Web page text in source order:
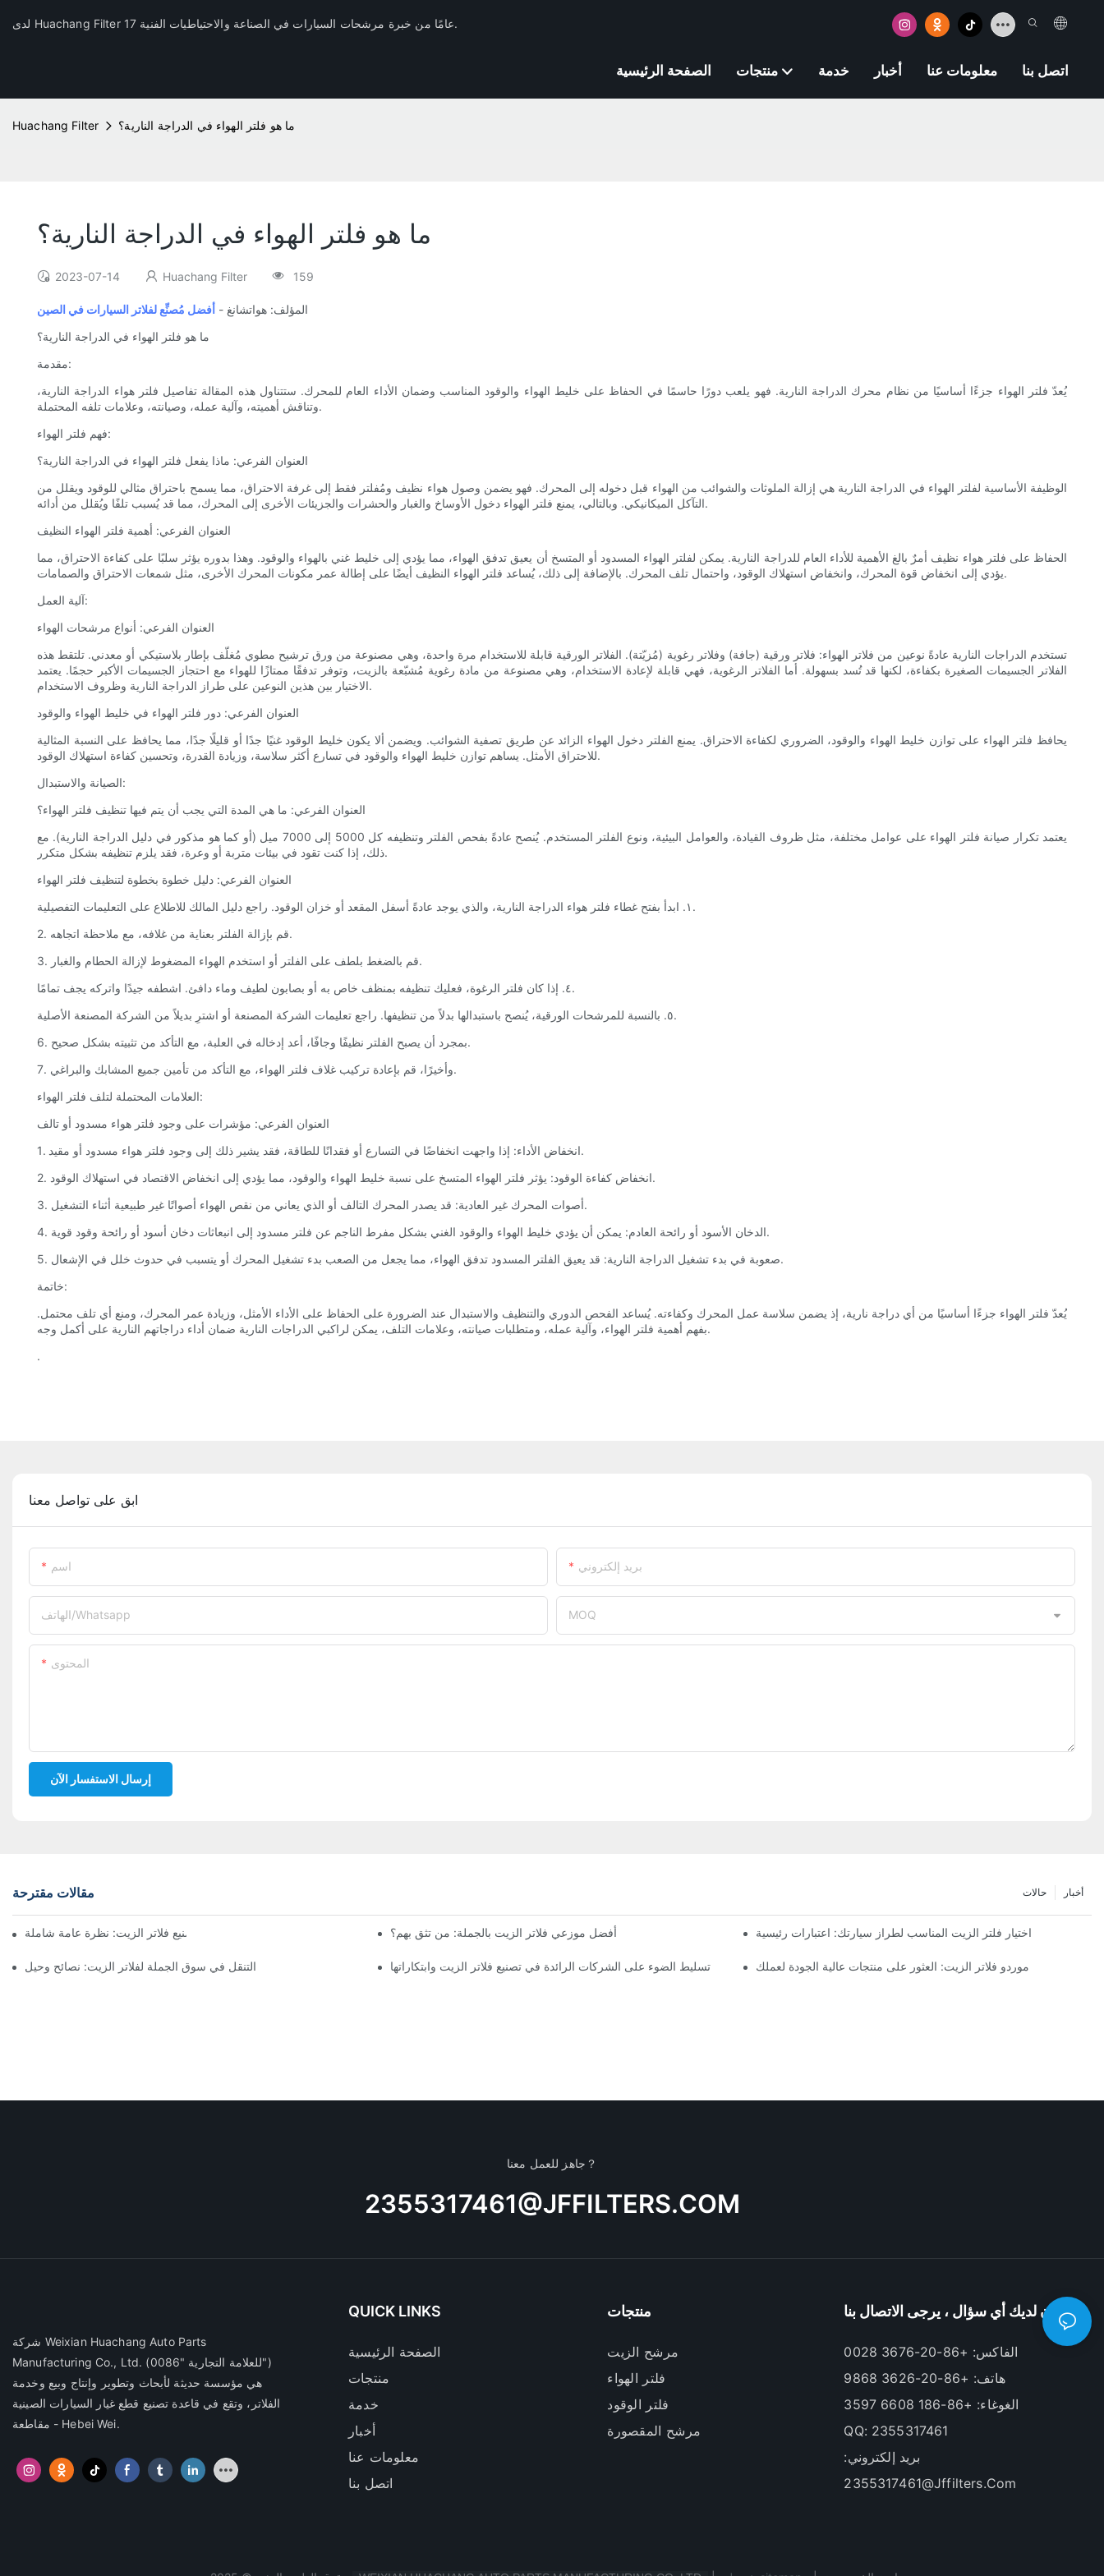
لدى Huachang Filter 17 عامًا من خبرة مرشحات السيارات في الصناعة والاحتياطيات الفنية.
الصفحة الرئيسية منتجات خدمة أخبار معلومات عنا اتصل بنا
Huachang Filter ما هو فلتر الهواء في الدراجة النارية؟
ما هو فلتر الهواء في الدراجة النارية؟
2023-07-14 Huachang Filter 159
المؤلف: هواتشانغ - أفضل مُصنِّع لفلاتر السيارات في الصين
ما هو فلتر الهواء في الدراجة النارية؟
مقدمة:
يُعدّ فلتر الهواء جزءًا أساسيًا من نظام محرك الدراجة النارية. فهو يلعب دورًا حاسمًا في الحفاظ على خليط الهواء والوقود المناسب وضمان الأداء العام للمحرك. ستتناول هذه المقالة تفاصيل فلتر هواء الدراجة النارية،
وتناقش أهميته، وآلية عمله، وصيانته، وعلامات تلفه المحتملة.
فهم فلتر الهواء:
العنوان الفرعي: ماذا يفعل فلتر الهواء في الدراجة النارية؟
الوظيفة الأساسية لفلتر الهواء في الدراجة النارية هي إزالة الملوثات والشوائب من الهواء قبل دخوله إلى المحرك. فهو يضمن وصول هواء نظيف ومُفلتر فقط إلى غرفة الاحتراق، مما يسمح باحتراق مثالي للوقود ويقلل من
التآكل الميكانيكي. وبالتالي، يمنع فلتر الهواء دخول الأوساخ والغبار والحشرات والجزيئات الأخرى إلى المحرك، مما قد يُسبب تلفًا ويُقلل من أدائه.
العنوان الفرعي: أهمية فلتر الهواء النظيف
الحفاظ على فلتر هواء نظيف أمرٌ بالغ الأهمية للأداء العام للدراجة النارية. يمكن لفلتر الهواء المسدود أو المتسخ أن يعيق تدفق الهواء، مما يؤدي إلى خليط غني بالهواء والوقود. وهذا بدوره يؤثر سلبًا على كفاءة الاحتراق، مما
يؤدي إلى انخفاض قوة المحرك، وانخفاض استهلاك الوقود، واحتمال تلف المحرك. بالإضافة إلى ذلك، يُساعد فلتر الهواء النظيف أيضًا على إطالة عمر مكونات المحرك الأخرى، مثل شمعات الاحتراق والصمامات.
آلية العمل:
العنوان الفرعي: أنواع مرشحات الهواء
تستخدم الدراجات النارية عادةً نوعين من فلاتر الهواء: فلاتر ورقية (جافة) وفلاتر رغوية (مُزيّتة). الفلاتر الورقية قابلة للاستخدام مرة واحدة، وهي مصنوعة من ورق ترشيح مطوي مُغلّف بإطار بلاستيكي أو معدني. تلتقط هذه
الفلاتر الجسيمات الصغيرة بكفاءة، لكنها قد تُسد بسهولة. أما الفلاتر الرغوية، فهي قابلة لإعادة الاستخدام، وهي مصنوعة من مادة رغوية مُشبّعة بالزيت، وتوفر تدفقًا ممتازًا للهواء مع احتجاز الجسيمات الأكبر حجمًا. يعتمد
الاختيار بين هذين النوعين على طراز الدراجة النارية وظروف الاستخدام.
العنوان الفرعي: دور فلتر الهواء في خليط الهواء والوقود
يحافظ فلتر الهواء على توازن خليط الهواء والوقود، الضروري لكفاءة الاحتراق. يمنع الفلتر دخول الهواء الزائد عن طريق تصفية الشوائب. ويضمن ألا يكون خليط الوقود غنيًا جدًا أو قليلًا جدًا، مما يحافظ على النسبة المثالية
للاحتراق الأمثل. يساهم توازن خليط الهواء والوقود في تسارع أكثر سلاسة، وزيادة القدرة، وتحسين كفاءة استهلاك الوقود.
الصيانة والاستبدال:
العنوان الفرعي: ما هي المدة التي يجب أن يتم فيها تنظيف فلتر الهواء؟
يعتمد تكرار صيانة فلتر الهواء على عوامل مختلفة، مثل ظروف القيادة، والعوامل البيئية، ونوع الفلتر المستخدم. يُنصح عادةً بفحص الفلتر وتنظيفه كل 5000 إلى 7000 ميل (أو كما هو مذكور في دليل الدراجة النارية). مع
ذلك، إذا كنت تقود في بيئات متربة أو وعرة، فقد يلزم تنظيفه بشكل متكرر.
العنوان الفرعي: دليل خطوة بخطوة لتنظيف فلتر الهواء
١. ابدأ بفتح غطاء فلتر هواء الدراجة النارية، والذي يوجد عادةً أسفل المقعد أو خزان الوقود. راجع دليل المالك للاطلاع على التعليمات التفصيلية.
2. قم بإزالة الفلتر بعناية من غلافه، مع ملاحظة اتجاهه.
3. قم بالضغط بلطف على الفلتر أو استخدم الهواء المضغوط لإزالة الحطام والغبار.
٤. إذا كان فلتر الرغوة، فعليك تنظيفه بمنظف خاص به أو بصابون لطيف وماء دافئ. اشطفه جيدًا واتركه يجف تمامًا.
٥. بالنسبة للمرشحات الورقية، يُنصح باستبدالها بدلاً من تنظيفها. راجع تعليمات الشركة المصنعة أو اشترِ بديلاً من الشركة المصنعة الأصلية.
6. بمجرد أن يصبح الفلتر نظيفًا وجافًا، أعد إدخاله في العلبة، مع التأكد من تثبيته بشكل صحيح.
7. وأخيرًا، قم بإعادة تركيب غلاف فلتر الهواء، مع التأكد من تأمين جميع المشابك والبراغي.
العلامات المحتملة لتلف فلتر الهواء:
العنوان الفرعي: مؤشرات على وجود فلتر هواء مسدود أو تالف
1. انخفاض الأداء: إذا واجهت انخفاضًا في التسارع أو فقدانًا للطاقة، فقد يشير ذلك إلى وجود فلتر هواء مسدود أو مقيد.
2. انخفاض كفاءة الوقود: يؤثر فلتر الهواء المتسخ على نسبة خليط الهواء والوقود، مما يؤدي إلى انخفاض الاقتصاد في استهلاك الوقود.
3. أصوات المحرك غير العادية: قد يصدر المحرك التالف أو الذي يعاني من نقص الهواء أصواتًا غير طبيعية أثناء التشغيل.
4. الدخان الأسود أو رائحة العادم: يمكن أن يؤدي خليط الهواء والوقود الغني بشكل مفرط الناجم عن فلتر مسدود إلى انبعاثات دخان أسود أو رائحة وقود قوية.
5. صعوبة في بدء تشغيل الدراجة النارية: قد يعيق الفلتر المسدود تدفق الهواء، مما يجعل من الصعب بدء تشغيل المحرك أو يتسبب في حدوث خلل في الإشعال.
خاتمة:
يُعدّ فلتر الهواء جزءًا أساسيًا من أي دراجة نارية، إذ يضمن سلاسة عمل المحرك وكفاءته. يُساعد الفحص الدوري والتنظيف والاستبدال عند الضرورة على الحفاظ على الأداء الأمثل، وزيادة عمر المحرك، ومنع أي تلف محتمل.
بفهم أهمية فلتر الهواء، وآلية عمله، ومتطلبات صيانته، وعلامات التلف، يمكن لراكبي الدراجات النارية ضمان أداء دراجاتهم النارية على أكمل وجه.
.
ابق على تواصل معنا
اسم بريد إلكتروني
الهاتف/whatsapp MOQ
المحتوى
إرسال الاستفسار الآن
مقالات مقترحة أخبار حالات
أفضل شركات تصنيع فلاتر الزيت: نظرة عامة شاملة أفضل موزعي فلاتر الزيت بالجملة: من تثق بهم؟ اختيار فلتر الزيت المناسب لطراز سيارتك: اعتبارات رئيسية
التنقل في سوق الجملة لفلاتر الزيت: نصائح وحيل تسليط الضوء على الشركات الرائدة في تصنيع فلاتر الزيت وابتكاراتها موردو فلاتر الزيت: العثور على منتجات عالية الجودة لعملك
جاهز للعمل معنا？
2355317461@JFFILTERS.COM
شركة Weixian Huachang Auto Parts
Manufacturing Co., Ltd. (للعلامة التجارية "0086")
هي مؤسسة حديثة لأبحاث وتطوير وإنتاج وبيع وخدمة
الفلاتر، وتقع في قاعدة تصنيع قطع غيار السيارات الصينية
- مقاطعة Hebei Wei.
QUICK LINKS
الصفحة الرئيسية
منتجات
خدمة
أخبار
معلومات عنا
اتصل بنا
منتجات
مرشح الزيت
فلتر الهواء
فلتر الوقود
مرشح المقصورة
الفاكس: +86-20-3676 0028
هاتف: +86-20-3626 9868
الغوغاء: +86-186 6608 3597
QQ: 2355317461
بريد إلكتروني:
2355317461@jffilters.com